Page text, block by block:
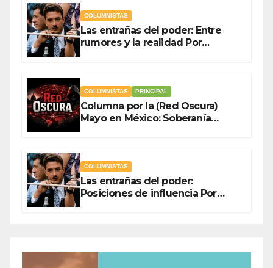
COLUMNISTAS
Las entrañas del poder: Entre
rumores y la realidad Por
COLUMNISTAS PRINCIPAL
Columna por la (Red Oscura)
Mayo en México: Soberanía
COLUMNISTAS
Las entrañas del poder:
Posiciones de influencia Por